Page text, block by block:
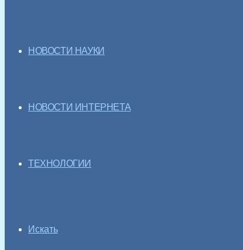
НОВОСТИ НАУКИ
НОВОСТИ ИНТЕРНЕТА
ТЕХНОЛОГИИ
Искать